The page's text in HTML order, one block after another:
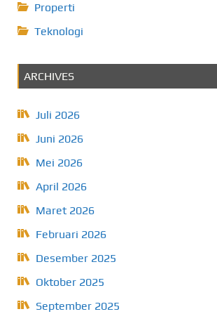
Properti
Teknologi
ARCHIVES
Juli 2026
Juni 2026
Mei 2026
April 2026
Maret 2026
Februari 2026
Desember 2025
Oktober 2025
September 2025